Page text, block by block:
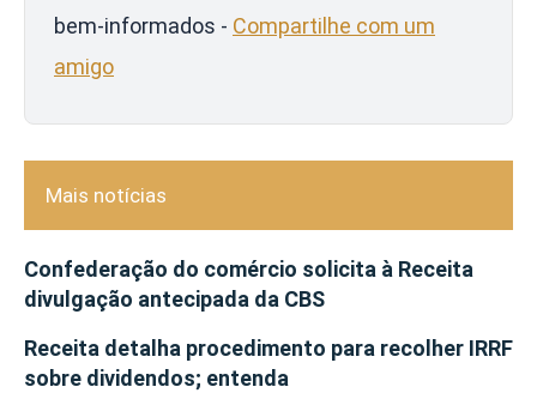
bem-informados - Compartilhe com um
amigo
Mais notícias
Confederação do comércio solicita à Receita
divulgação antecipada da CBS
Receita detalha procedimento para recolher IRRF
sobre dividendos; entenda